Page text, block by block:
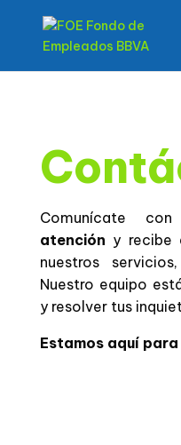
Comunícate
atención y recibe
nuestros
Nuestro equipo
y resolver tus
Estamos aquí